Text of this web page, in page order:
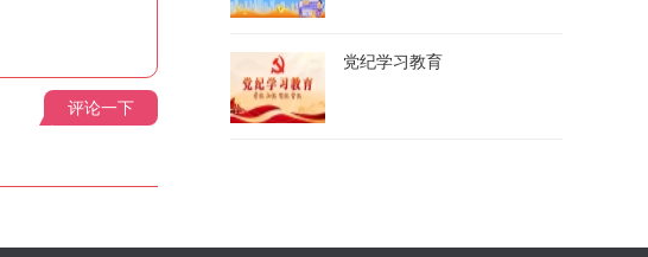
评论一下
党纪学习教育